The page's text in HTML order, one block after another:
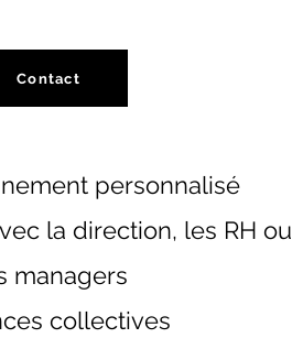
personnalisé
la direction, les RH ou
managers
collectives
Contact